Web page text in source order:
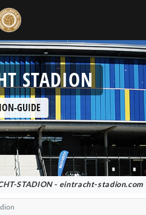
STADION
GUIDE
STADION - eintracht-stadion.com